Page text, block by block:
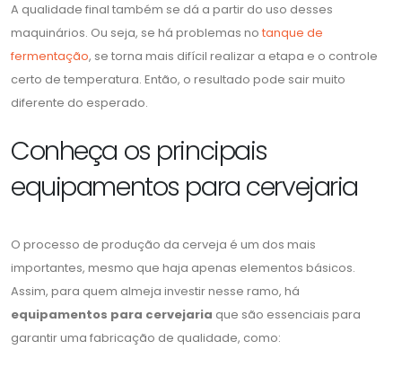
A qualidade final também se dá a partir do uso desses
maquinários. Ou seja, se há problemas no tanque de
fermentação, se torna mais difícil realizar a etapa e o controle
certo de temperatura. Então, o resultado pode sair muito
diferente do esperado.
Conheça os principais
equipamentos para cervejaria
O processo de produção da cerveja é um dos mais
importantes, mesmo que haja apenas elementos básicos.
Assim, para quem almeja investir nesse ramo, há
equipamentos para cervejaria que são essenciais para
garantir uma fabricação de qualidade, como: